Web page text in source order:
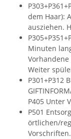
dem Haar):
ausziehen.
Minuten
Weiter
P301+P312
P405 Unter
P501
örtlichen/
Vorschriften.